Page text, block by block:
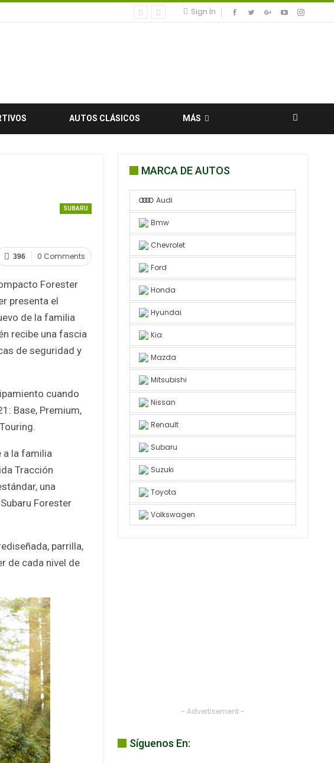
Sign In
AUTOS CLÁSICOS MÁS
SUBARU
0 Comments
396
Forester
presenta el
de la familia
recibe una fascia
de seguridad y
cuando
Base, Premium,
a la familia
Tracción
una
Forester
parrilla,
de cada nivel de
MARCA DE AUTOS
Audi
Bmw
Chevrolet
Ford
Honda
Hyundai
Kia
Mazda
Mitsubishi
Nissan
Renault
Subaru
Suzuki
Toyota
Volkswagen
- Advertisement -
Síguenos En: